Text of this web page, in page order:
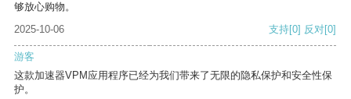
够放心购物。
2025-10-06
支持[0] 反对[0]
游客
这款加速器VPM应用程序已经为我们带来了无限的隐私保护和安全性保
护。